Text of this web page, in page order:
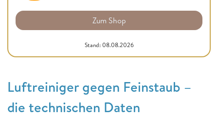
Zum Shop
Stand: 08.08.2026
Luftreiniger gegen Feinstaub –
die technischen Daten